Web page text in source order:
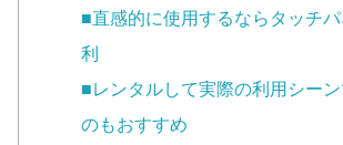
■直感的に使用するならタッチ
利
■レンタルして実際の利用シー
のもおすすめ